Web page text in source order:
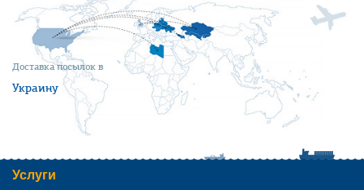
Доставка посылок в
Украину
Услуги